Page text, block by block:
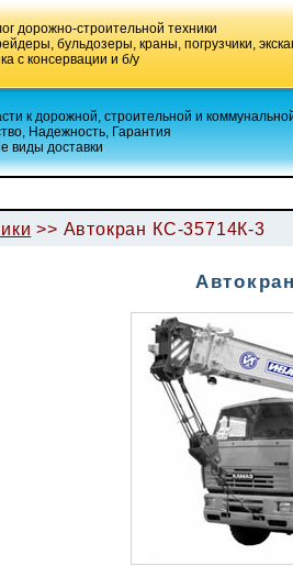
дорожно-строительной техники
бульдозеры, краны, погрузчики,
с консервации и б/у
к дорожной, строительной и
Надежность, Гарантия
виды доставки
>> Автокран КС-35714К-3